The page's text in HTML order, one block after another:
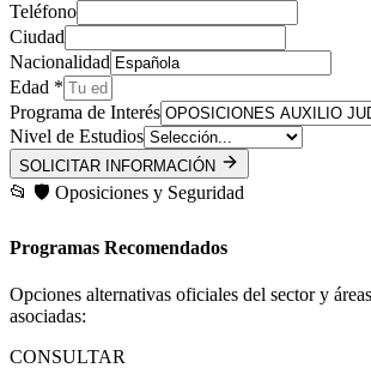
Teléfono
Ciudad
Nacionalidad
Edad *
Programa de Interés
Nivel de Estudios
SOLICITAR INFORMACIÓN
📂 🛡️ Oposiciones y Seguridad
Programas Recomendados
Opciones alternativas oficiales del sector y
asociadas:
CONSULTAR